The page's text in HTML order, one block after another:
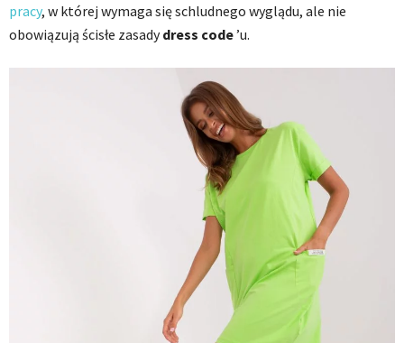
pracy, w której wymaga się schludnego wyglądu, ale nie
obowiązują ścisłe zasadydress code’u.